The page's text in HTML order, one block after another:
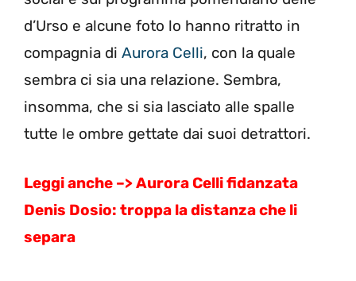
d’Urso e alcune foto lo hanno ritratto in
compagnia di Aurora Celli, con la quale
sembra ci sia una relazione. Sembra,
insomma, che si sia lasciato alle spalle
tutte le ombre gettate dai suoi detrattori.
Leggi anche –> Aurora Celli fidanzata
Denis Dosio: troppa la distanza che li
separa